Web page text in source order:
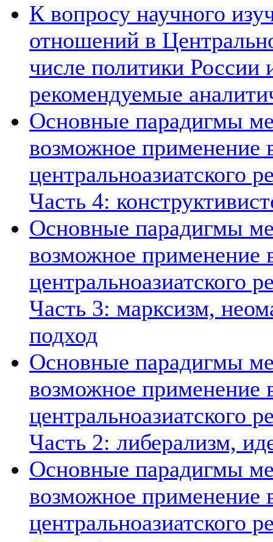
К вопросу научного
отношений в
числе политики России
рекомендуемые
Основные парадигмы
возможное применение
центральноазиатского
Часть 4:
Основные парадигмы
возможное применение
центральноазиатского
Часть 3: марксизм,
подход
Основные парадигмы
возможное применение
центральноазиатского
Часть 2: либерализм,
Основные парадигмы
возможное применение
центральноазиатского